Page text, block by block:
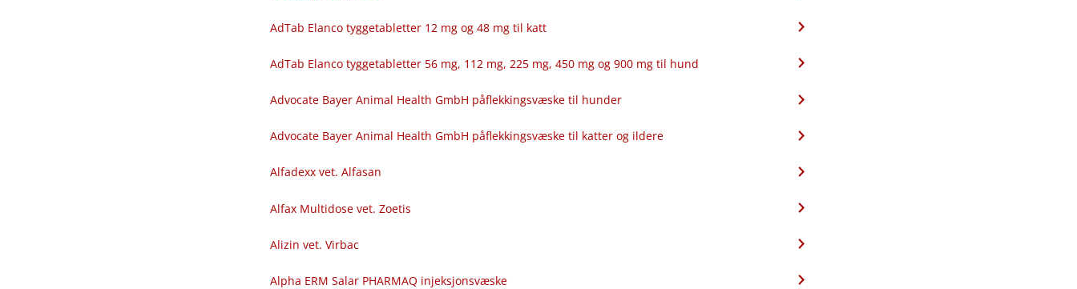
AdTab Elanco tyggetabletter 12 mg og 48 mg til katt
AdTab Elanco tyggetabletter 56 mg, 112 mg, 225 mg, 450 mg og 900 mg til hund
Advocate Bayer Animal Health GmbH påflekkingsvæske til hunder
Advocate Bayer Animal Health GmbH påflekkingsvæske til katter og ildere
Alfadexx vet. Alfasan
Alfax Multidose vet. Zoetis
Alizin vet. Virbac
Alpha ERM Salar PHARMAQ injeksjonsvæske